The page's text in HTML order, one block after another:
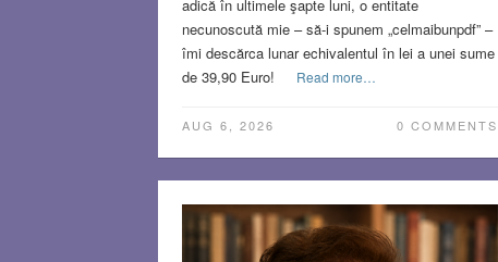
adică în ultimele şapte luni, o entitate
necunoscută mie – să-i spunem „celmaibunpdf” –
îmi descărca lunar echivalentul în lei a unei sume
de 39,90 Euro!
Read more…
AUG 6, 2026 0 COMMENTS